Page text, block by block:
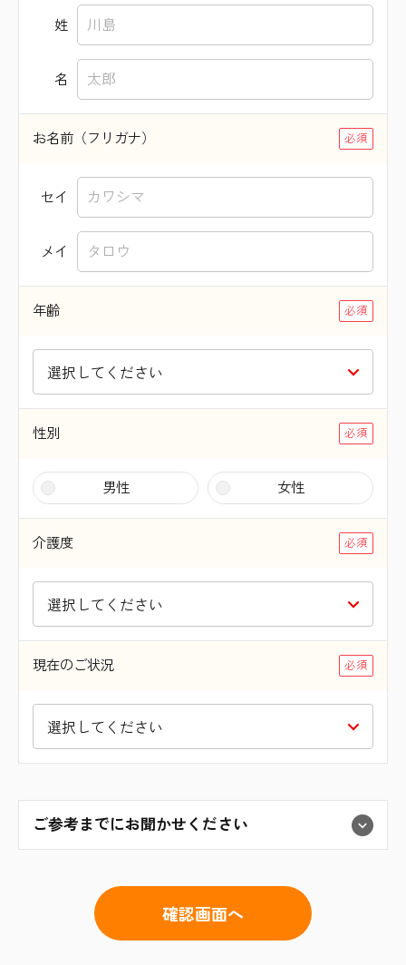
姓
名
お名前（フリガナ）
セイ
メイ
年齢
性別
男性 女性
介護度
現在のご状況
ご参考までにお聞かせください